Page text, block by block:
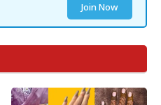
Join Now